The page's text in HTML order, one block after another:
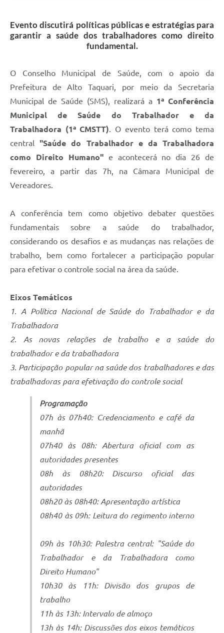
Evento discutirá políticas públicas e estratégias para
garantir a saúde dos trabalhadores como direito
fundamental.
O Conselho Municipal de Saúde, com o apoio da
Prefeitura de Alto Taquari, por meio da Secretaria
Municipal de Saúde (SMS), realizará a 1ª Conferência
Municipal de Saúde do Trabalhador e da
Trabalhadora (1ª CMSTT). O evento terá como tema
central "Saúde do Trabalhador e da Trabalhadora
como Direito Humano"e acontecerá no dia 26 de
fevereiro, a partir das 7h, na Câmara Municipal de
Vereadores.
A conferência tem como objetivo debater questões
fundamentais sobre a saúde do trabalhador,
considerando os desafios e as mudanças nas relações de
trabalho, bem como fortalecer a participação popular
para efetivar o controle social na área da saúde.
Eixos Temáticos
1. A Política Nacional de Saúde do Trabalhador e da
Trabalhadora
2. As novas relações de trabalho e a saúde do
trabalhador e da trabalhadora
3. Participação popular na saúde dos trabalhadores e das
trabalhadoras para efetivação do controle social
Programação
07h às 07h40: Credenciamento e café da
manhã
07h40 às 08h: Abertura oficial com as
autoridades presentes
08h às 08h20: Discurso oficial das
autoridades
08h20 às 08h40: Apresentação artística
08h40 às 09h: Leitura do regimento interno
09h às 10h30: Palestra central: "Saúde do
Trabalhador e da Trabalhadora como
Direito Humano"
10h30 às 11h: Divisão dos grupos de
trabalho
11h às 13h: Intervalo de almoço
13h às 14h: Discussões dos eixos temáticos